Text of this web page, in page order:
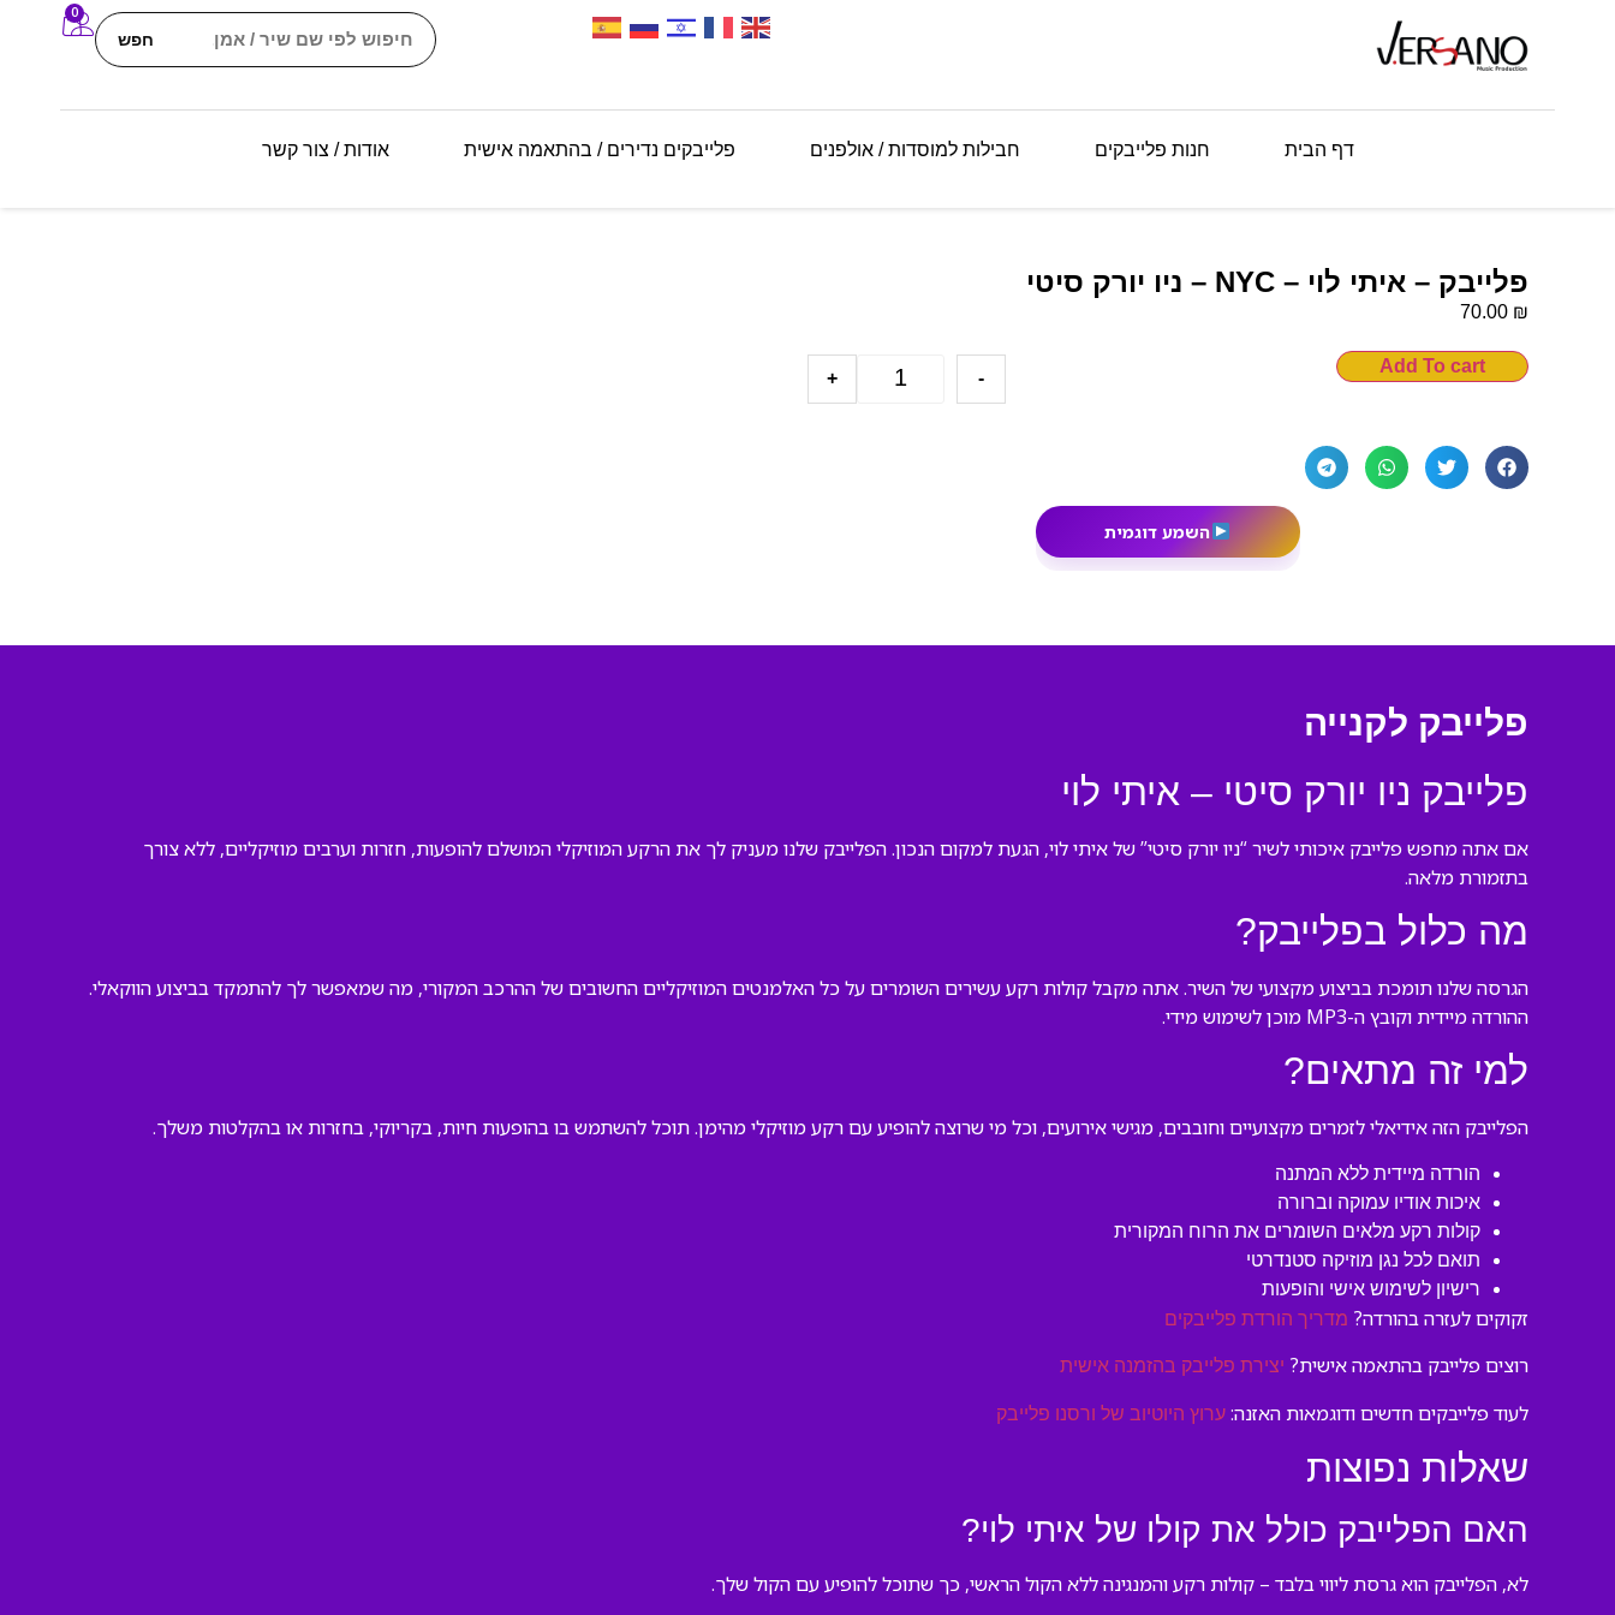
חפש
0
דף הבית חנות פלייבקים חבילות למוסדות / אולפנים פלייבקים נדירים / בהתאמה אישית אודות / צור קשר
פלייבק – איתי לוי – NYC – ניו יורק סיטי
70.00 ₪
-
+
Add To cart
השמע דוגמית
פלייבק לקנייה
פלייבק ניו יורק סיטי – איתי לוי
אם אתה מחפש פלייבק איכותי לשיר “ניו יורק סיטי” של איתי לוי, הגעת למקום הנכון. הפלייבק שלנו מעניק לך את הרקע המוזיקלי המושלם להופעות, חזרות וערבים מוזיקליים, ללא צורך
בתזמורת מלאה.
מה כלול בפלייבק?
הגרסה שלנו תומכת בביצוע מקצועי של השיר. אתה מקבל קולות רקע עשירים השומרים על כל האלמנטים המוזיקליים החשובים של ההרכב המקורי, מה שמאפשר לך להתמקד בביצוע הווקאלי.
ההורדה מיידית וקובץ ה-MP3 מוכן לשימוש מידי.
למי זה מתאים?
הפלייבק הזה אידיאלי לזמרים מקצועיים וחובבים, מגישי אירועים, וכל מי שרוצה להופיע עם רקע מוזיקלי מהימן. תוכל להשתמש בו בהופעות חיות, בקריוקי, בחזרות או בהקלטות משלך.
הורדה מיידית ללא המתנה
איכות אודיו עמוקה וברורה
קולות רקע מלאים השומרים את הרוח המקורית
תואם לכל נגן מוזיקה סטנדרטי
רישיון לשימוש אישי והופעות
זקוקים לעזרה בהורדה? מדריך הורדת פלייבקים
רוצים פלייבק בהתאמה אישית? יצירת פלייבק בהזמנה אישית
לעוד פלייבקים חדשים ודוגמאות האזנה: ערוץ היוטיוב של ורסנו פלייבק
שאלות נפוצות
האם הפלייבק כולל את קולו של איתי לוי?
לא, הפלייבק הוא גרסת ליווי בלבד – קולות רקע והמנגינה ללא הקול הראשי, כך שתוכל להופיע עם הקול שלך.